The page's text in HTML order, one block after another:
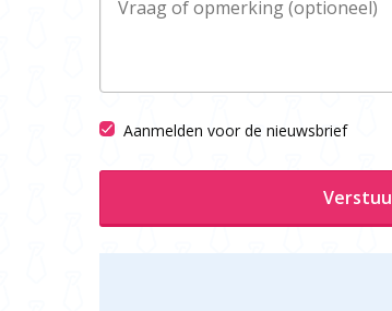
Aanmelden voor de nieuwsbrief